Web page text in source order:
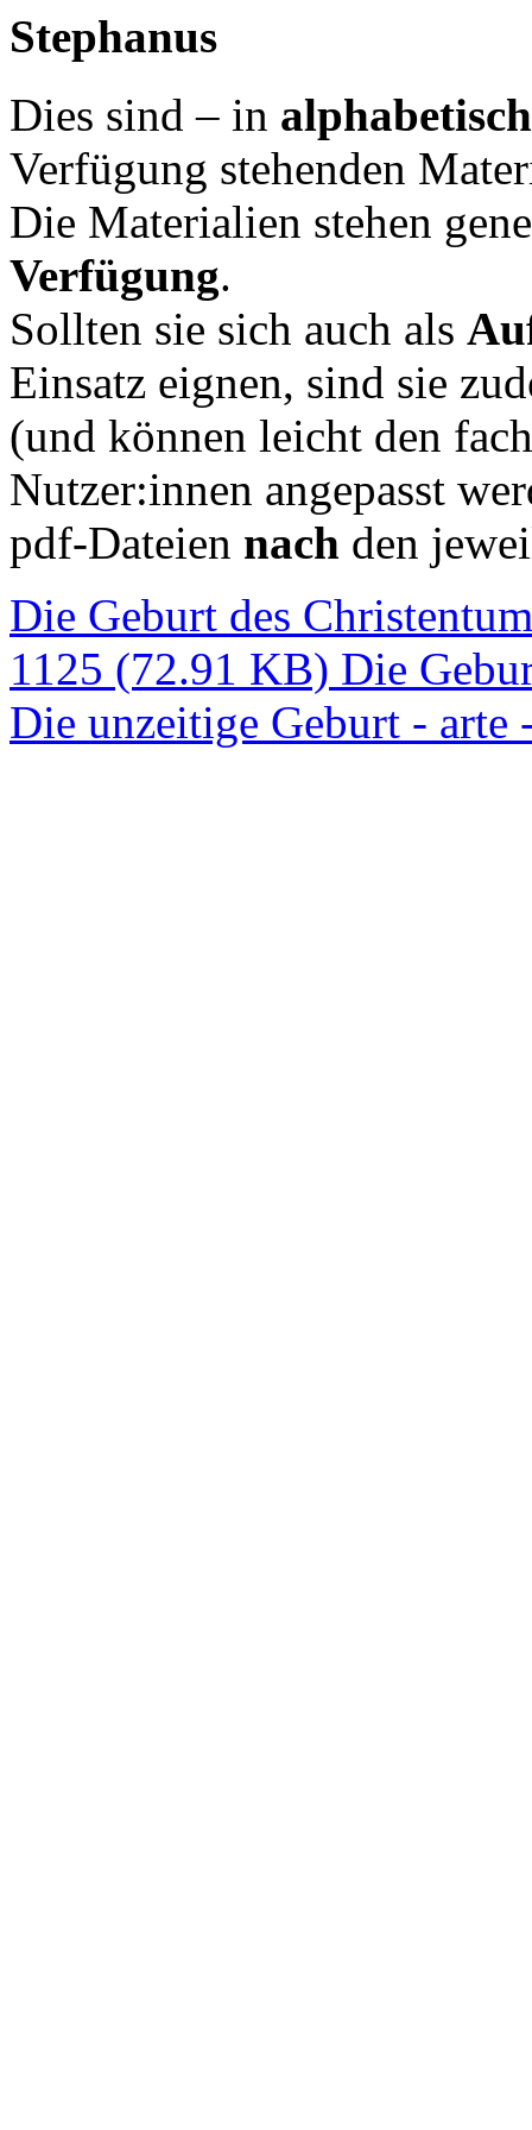
Stephanus
Dies sind – in
Verfügung stehenden
Die Materialien stehen
Verfügung.
Sollten sie sich auch als
Einsatz eignen, sind sie
(und können leicht den
Nutzer:innen angepasst
pdf-Dateien nach den
Die Geburt des
1125 (72.91 KB) Die
Die unzeitige Geburt -